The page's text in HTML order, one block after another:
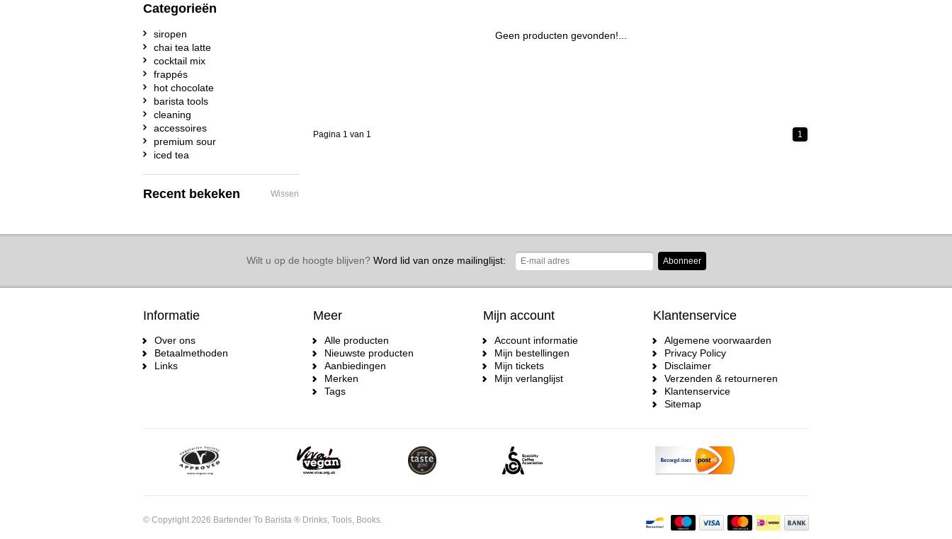
Geen producten gevonden!...
Pagina 1 van 1 1
Categorieën
siropen
chai tea latte
cocktail mix
frappés
hot chocolate
barista tools
cleaning
accessoires
premium sour
iced tea
Recent bekeken Wissen
Wilt u op de hoogte blijven?Word lid van onze mailinglijst: Abonneer
Informatie
Over ons
Betaalmethoden
Links
Meer
Alle producten
Nieuwste producten
Aanbiedingen
Merken
Tags
Mijn account
Account informatie
Mijn bestellingen
Mijn tickets
Mijn verlanglijst
Klantenservice
Algemene voorwaarden
Privacy Policy
Disclaimer
Verzenden & retourneren
Klantenservice
Sitemap
© Copyright 2026 Bartender To Barista ® Drinks, Tools, Books.